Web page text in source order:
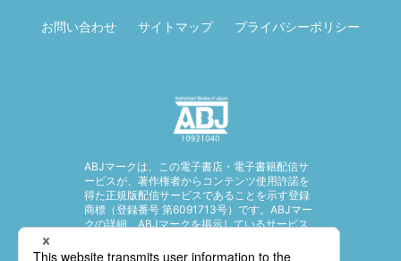
お問い合わせ サイトマップ プライバシーポリシー
ABJマークは、この電子書店・電子書籍配信サ
ービスが、著作権者からコンテンツ使用許諾を
得た正規版配信サービスであることを示す登録
商標（登録番号 第6091713号）です。ABJマー
クの詳細、ABJマークを掲示しているサービス